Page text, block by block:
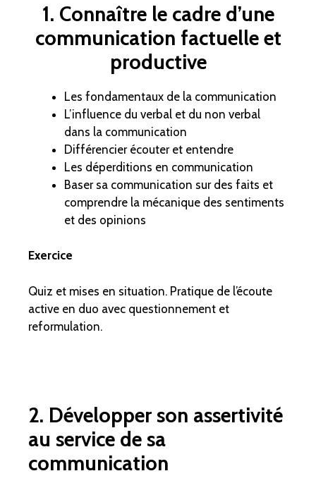
1. Connaître le cadre d’une
communication factuelle et
productive
Les fondamentaux de la communication
L’influence du verbal et du non verbal
dans la communication
Différencier écouter et entendre
Les déperditions en communication
Baser sa communication sur des faits et
comprendre la mécanique des sentiments
et des opinions
Exercice
Quiz et mises en situation. Pratique de l’écoute
active en duo avec questionnement et
reformulation.
2. Développer son assertivité
au service de sa
communication